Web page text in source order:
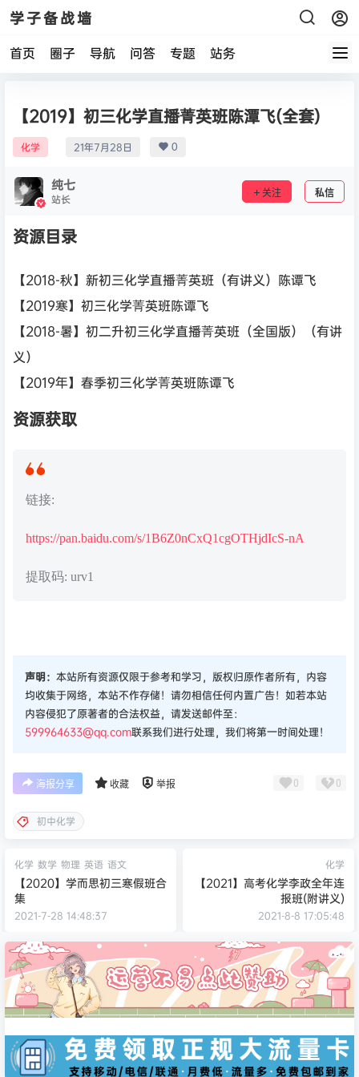
学子备战墙
首页 圈子 导航 问答 专题 站务
【2019】初三化学直播菁英班陈潭飞(全套)
化学 21年7月28日 0
纯七
站长 关注 私信
资源目录
【2018-秋】新初三化学直播菁英班（有讲义）陈谭飞
【2019寒】初三化学菁英班陈谭飞
【2018-暑】初二升初三化学直播菁英班（全国版）（有讲
义）
【2019年】春季初三化学菁英班陈谭飞
资源获取
链接:
https://pan.baidu.com/s/1B6Z0nCxQ1cgOTHjdIcS-nA
提取码: urv1
声明： 本站所有资源仅限于参考和学习，版权归原作者所有，内容
均收集于网络，本站不作存储！请勿相信任何内置广告！如若本站
内容侵犯了原著者的合法权益，请发送邮件至：
599964633@qq.com联系我们进行处理，我们将第一时间处理！
海报分享 收藏 举报 0 0
初中化学
化学 数学 物理 英语 语文
【2020】学而思初三寒假班合
集
2021-7-28 14:48:37
化学
【2021】高考化学李政全年连
报班(附讲义)
2021-8-8 17:05:48